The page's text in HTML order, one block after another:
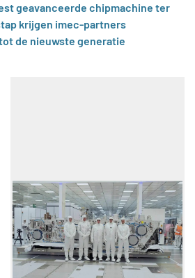
geavanceerde chipmachine ter
krijgen imec-partners
de nieuwste generatie